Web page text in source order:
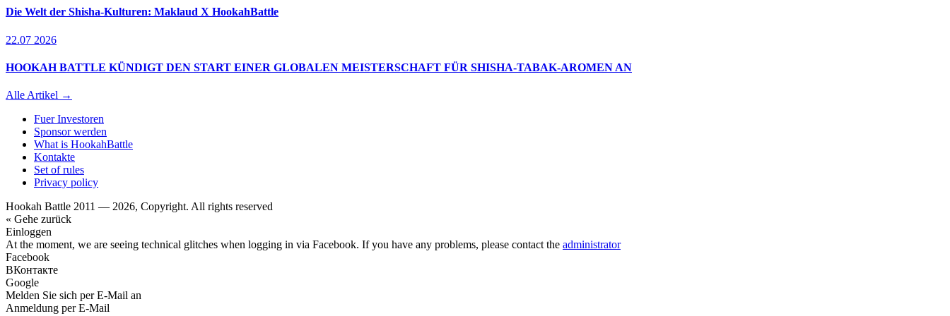
Die Welt der Shisha-Kulturen: Maklaud X HookahBattle
22.07 2026
HOOKAH BATTLE KÜNDIGT DEN START EINER GLOBALEN MEISTERSCHAFT FÜR SHISHA-TABAK-AROMEN AN
Alle Artikel →
Fuer Investoren
Sponsor werden
What is HookahBattle
Kontakte
Set of rules
Privacy policy
Hookah Battle 2011 — 2026, Copyright. All rights reserved
« Gehe zurück
Einloggen
At the moment, we are seeing technical glitches when logging in via Facebook. If you have any problems, please contact the administrator
Facebook
ВКонтакте
Google
Melden Sie sich per E-Mail an
Anmeldung per E-Mail